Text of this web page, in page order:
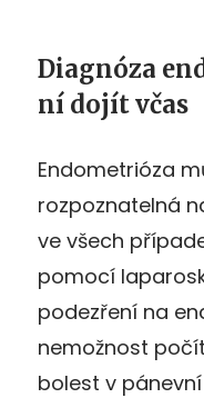
Diagnóza
ní dojít včas
Endometrióza
rozpoznatelná
ve všech
pomocí
podezření na
nemožnost
bolest v